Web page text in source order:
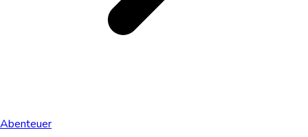
Abenteuer